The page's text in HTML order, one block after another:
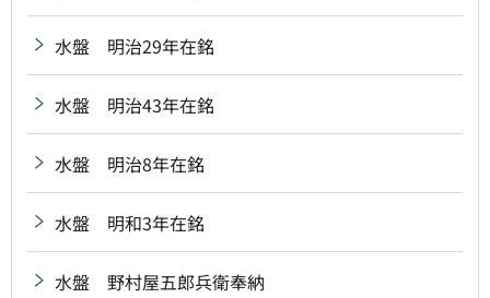
水盤 明治29年在銘
水盤 明治43年在銘
水盤 明治8年在銘
水盤 明和3年在銘
水盤 野村屋五郎兵衛奉納